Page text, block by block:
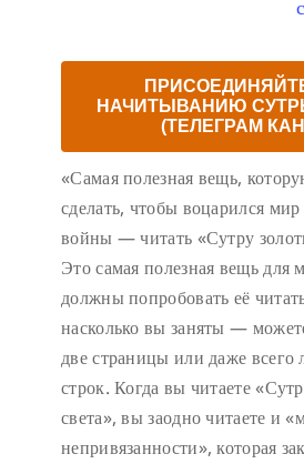
НАЧИТЫВАНИЮ
(ТЕЛЕГРАМ
«Самая полезная вещь,
сделать, чтобы воцарился
войны — читать «Сутру
Это самая полезная вещь для
должны попробовать её
насколько вы заняты —
две страницы или даже всего
строк. Когда вы читаете
света», вы заодно читаете и
непривязанности», которая